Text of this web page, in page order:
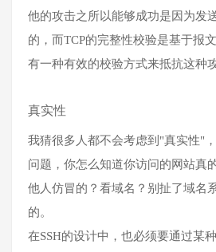
他的攻击之所以能够成功是因为发
的，而TCP的完整性校验是基于报
有一种有效的校验方式来抵抗这种
真实性
我猜很多人都不会考虑到"真实性"
问题，你怎么知道你访问的网站真
他人仿冒的？看域名？别扯了域名
的。
在SSH的设计中，也必须要通过某